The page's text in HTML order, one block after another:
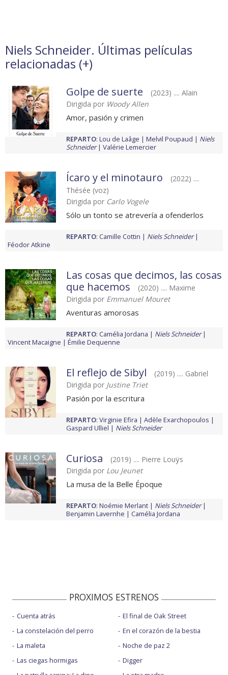
Niels Schneider. Últimas películas
relacionadas (+)
Golpe de suerte
(2023) .... Alain
Dirigida por Woody Allen
Amor, pasión y crimen
REPARTO: Lou de Laâge Melvil Poupaud
Niels
Schneider
Valérie Lemercier
Ícaro y el minotauro
(2022) ....
Thésée (voz)
Dirigida por Carlo Vogele
Sólo un tonto se atrevería a ofenderlos
REPARTO: Camille Cottin
Niels Schneider
Féodor Atkine
Las cosas que decimos, las cosas
que hacemos
(2020) .... Maxime
Dirigida por Emmanuel Mouret
Aventuras amorosas
REPARTO: Camélia Jordana
Niels Schneider
Vincent Macaigne
Émilie Dequenne
El reflejo de Sibyl
(2019) .... Gabriel
Dirigida por Justine Triet
Pasión por la escritura
REPARTO: Virginie Efira
Adèle Exarchopoulos
Gaspard Ulliel
Niels Schneider
Curiosa
(2019) .... Pierre Louÿs
Dirigida por Lou Jeunet
La musa de la Belle Époque
REPARTO: Noémie Merlant
Niels Schneider
Benjamin Lavernhe
Camélia Jordana
PROXIMOS ESTRENOS
Cuenta atrás
La constelación del perro
La maleta
Las ciegas hormigas
El final de Oak Street
En el corazón de la bestia
Noche de paz 2
Digger